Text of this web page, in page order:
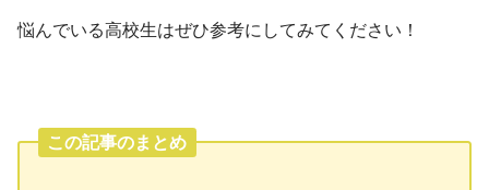
悩んでいる高校生はぜひ参考にしてみてください！
この記事のまとめ